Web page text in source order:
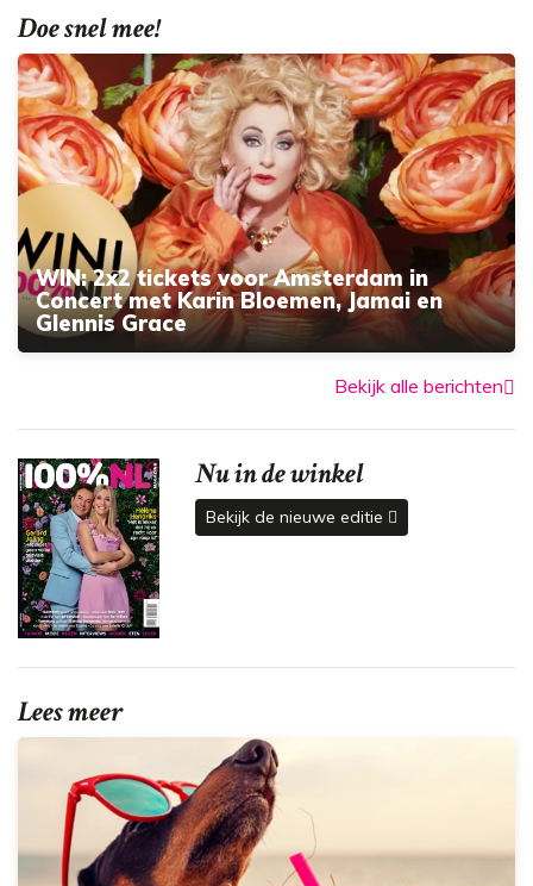
Doe snel mee!
WIN: 2x2 tickets voor Amsterdam in
Concert met Karin Bloemen, Jamai en
Glennis Grace
Bekijk alle berichten
Nu in de winkel
Bekijk de nieuwe editie
Lees meer